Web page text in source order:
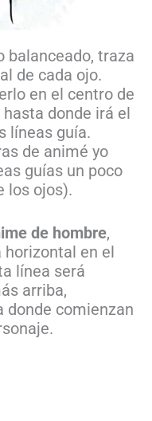
balanceado, traza
de cada ojo.
en el centro de
donde irá el
líneas guía.
de animé yo
guías un poco
los ojos).
de hombre,
en el
línea será
arriba,
donde comienzan